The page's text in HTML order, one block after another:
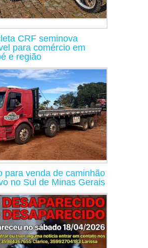
CRF seminova
para comércio em
e região
para venda de caminhão
no Sul de Minas Gerais